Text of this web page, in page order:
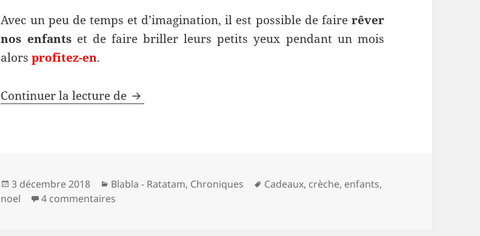
Avec un peu de temps et d’imagination, il est possible de faire rêver
nos enfantset de faire briller leurs petits yeux pendant un mois
alorsprofitez-en.
Continuer la lecture de 10 raisons d’aimer Noël
Publié
le
3 décembre 2018 Catégories
Blabla - Ratatam, Chroniques
Mots-
Cadeaux, crèche, enfants,
noel
4 commentaires